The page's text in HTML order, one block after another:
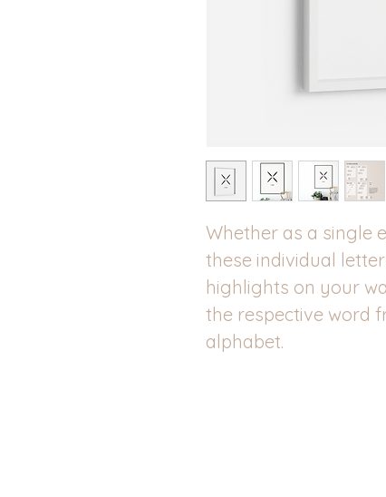
Whether as a single
these individual
highlights on your
the respective word
alphabet.